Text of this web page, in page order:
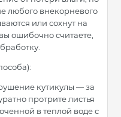
любого внекорневого
или сохнут на
ошибочно считаете,
кутикулы — за
протрите листья
в теплой воде с